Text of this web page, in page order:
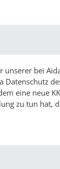
bei
eine neue
zu tun hat,